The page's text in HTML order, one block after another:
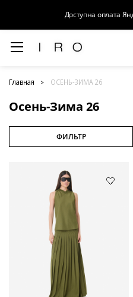
Доступна оплата
Главная ОСЕНЬ-ЗИМА 26
Осень-Зима 26
ФИЛЬТР